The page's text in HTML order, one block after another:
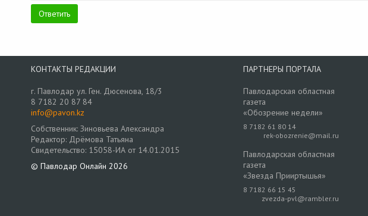
КОНТАКТЫ РЕДАКЦИИ
г. Павлодар ул. Ген. Дюсенова, 18/3
8 7182 20 87 84
info@pavon.kz
Собственник: Зиновьева Александра
Редактор: Дрёмова Татьяна
Свидетельство: 15058-ИА от 14.01.2015
© Павлодар Онлайн 2026
ПАРТНЕРЫ ПОРТАЛА
Павлодарская областная
газета
«Обозрение недели»
8 7182 61 80 14
rek-obozrenie@mail.ru
Павлодарская областная
газета
«Звезда Прииртышья»
8 7182 66 15 45
zvezda-pvl@rambler.ru